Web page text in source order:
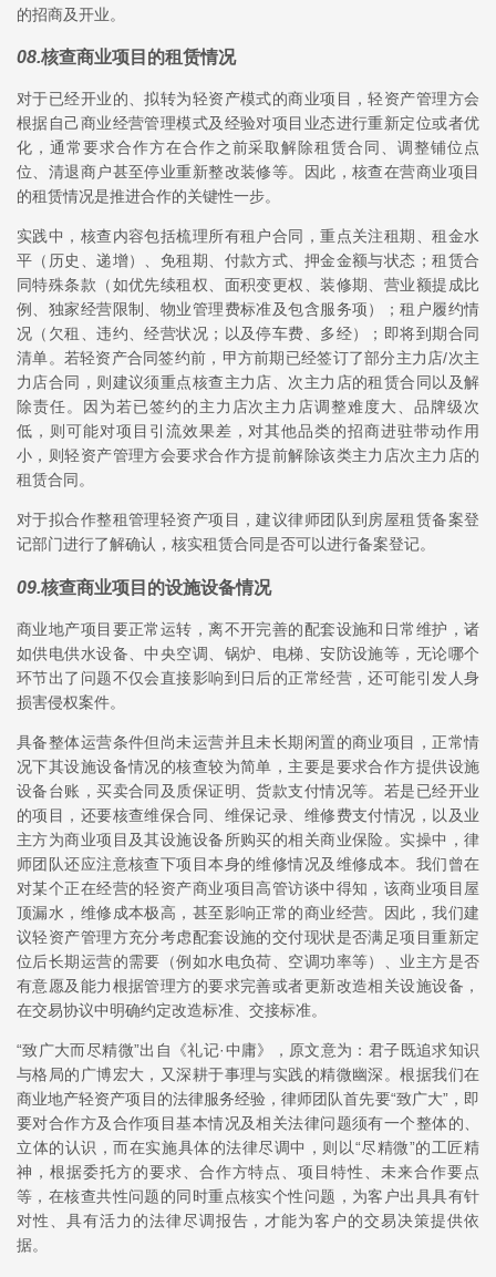
的招商及开业。
08.核查商业项目的租赁情况
对于已经开业的、拟转为轻资产模式的商业项目，轻资产管理方会
根据自己商业经营管理模式及经验对项目业态进行重新定位或者优
化，通常要求合作方在合作之前采取解除租赁合同、调整铺位点
位、清退商户甚至停业重新整改装修等。因此，核查在营商业项目
的租赁情况是推进合作的关键性一步。
实践中，核查内容包括梳理所有租户合同，重点关注租期、租金水
平（历史、递增）、免租期、付款方式、押金金额与状态；租赁合
同特殊条款（如优先续租权、面积变更权、装修期、营业额提成比
例、独家经营限制、物业管理费标准及包含服务项）；租户履约情
况（欠租、违约、经营状况；以及停车费、多经）；即将到期合同
清单。若轻资产合同签约前，甲方前期已经签订了部分主力店/次主
力店合同，则建议须重点核查主力店、次主力店的租赁合同以及解
除责任。因为若已签约的主力店次主力店调整难度大、品牌级次
低，则可能对项目引流效果差，对其他品类的招商进驻带动作用
小，则轻资产管理方会要求合作方提前解除该类主力店次主力店的
租赁合同。
对于拟合作整租管理轻资产项目，建议律师团队到房屋租赁备案登
记部门进行了解确认，核实租赁合同是否可以进行备案登记。
09.核查商业项目的设施设备情况
商业地产项目要正常运转，离不开完善的配套设施和日常维护，诸
如供电供水设备、中央空调、锅炉、电梯、安防设施等，无论哪个
环节出了问题不仅会直接影响到日后的正常经营，还可能引发人身
损害侵权案件。
具备整体运营条件但尚未运营并且未长期闲置的商业项目，正常情
况下其设施设备情况的核查较为简单，主要是要求合作方提供设施
设备台账，买卖合同及质保证明、货款支付情况等。若是已经开业
的项目，还要核查维保合同、维保记录、维修费支付情况，以及业
主方为商业项目及其设施设备所购买的相关商业保险。实操中，律
师团队还应注意核查下项目本身的维修情况及维修成本。我们曾在
对某个正在经营的轻资产商业项目高管访谈中得知，该商业项目屋
顶漏水，维修成本极高，甚至影响正常的商业经营。因此，我们建
议轻资产管理方充分考虑配套设施的交付现状是否满足项目重新定
位后长期运营的需要（例如水电负荷、空调功率等）、业主方是否
有意愿及能力根据管理方的要求完善或者更新改造相关设施设备，
在交易协议中明确约定改造标准、交接标准。
“致广大而尽精微”出自《礼记·中庸》，原文意为：君子既追求知识
与格局的广博宏大，又深耕于事理与实践的精微幽深。根据我们在
商业地产轻资产项目的法律服务经验，律师团队首先要“致广大”，即
要对合作方及合作项目基本情况及相关法律问题须有一个整体的、
立体的认识，而在实施具体的法律尽调中，则以“尽精微”的工匠精
神，根据委托方的要求、合作方特点、项目特性、未来合作要点
等，在核查共性问题的同时重点核实个性问题，为客户出具具有针
对性、具有活力的法律尽调报告，才能为客户的交易决策提供依
据。